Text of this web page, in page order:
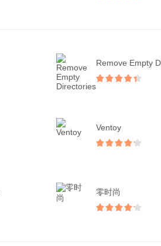
Ventoy
零时尚